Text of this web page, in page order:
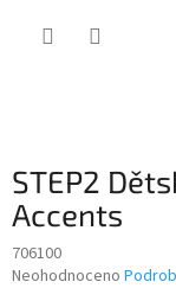
STEP2
Accents
706100
Průměrné
Neohodnoceno